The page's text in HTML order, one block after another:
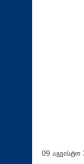
09 აგვისტო